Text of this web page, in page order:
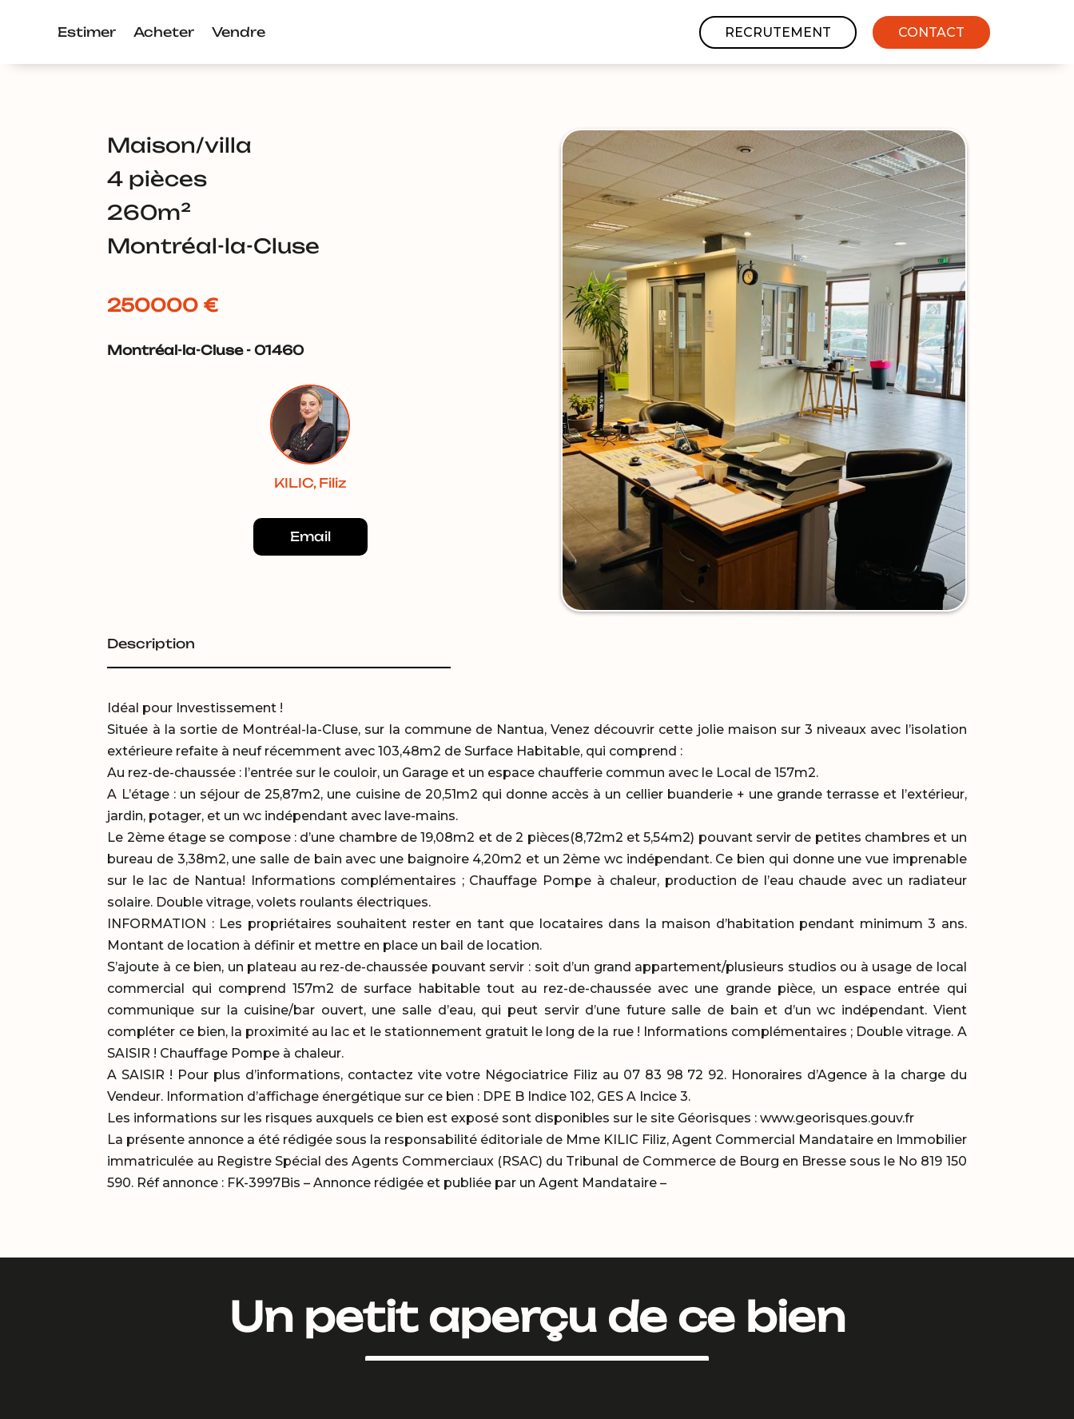
Estimer Acheter Vendre RECRUTEMENT CONTACT
maison/villa
4 pièces
260m²
Montréal-la-Cluse
250000 €
Montréal-la-Cluse - 01460
KILIC, Filiz
Email
Description
Idéal pour Investissement !
Située à la sortie de Montréal-la-Cluse, sur la commune de Nantua, Venez découvrir cette jolie maison sur 3 niveaux avec l’isolation
extérieure refaite à neuf récemment avec 103,48m2 de Surface Habitable, qui comprend :
Au rez-de-chaussée : l’entrée sur le couloir, un Garage et un espace chaufferie commun avec le Local de 157m2.
A L’étage : un séjour de 25,87m2, une cuisine de 20,51m2 qui donne accès à un cellier buanderie + une grande terrasse et l’extérieur,
jardin, potager, et un wc indépendant avec lave-mains.
Le 2ème étage se compose : d’une chambre de 19,08m2 et de 2 pièces(8,72m2 et 5,54m2) pouvant servir de petites chambres et un
bureau de 3,38m2, une salle de bain avec une baignoire 4,20m2 et un 2ème wc indépendant. Ce bien qui donne une vue imprenable
sur le lac de Nantua! Informations complémentaires ; Chauffage Pompe à chaleur, production de l’eau chaude avec un radiateur
solaire. Double vitrage, volets roulants électriques.
INFORMATION : Les propriétaires souhaitent rester en tant que locataires dans la maison d’habitation pendant minimum 3 ans.
Montant de location à définir et mettre en place un bail de location.
S’ajoute à ce bien, un plateau au rez-de-chaussée pouvant servir : soit d’un grand appartement/plusieurs studios ou à usage de local
commercial qui comprend 157m2 de surface habitable tout au rez-de-chaussée avec une grande pièce, un espace entrée qui
communique sur la cuisine/bar ouvert, une salle d’eau, qui peut servir d’une future salle de bain et d’un wc indépendant. Vient
compléter ce bien, la proximité au lac et le stationnement gratuit le long de la rue ! Informations complémentaires ; Double vitrage. A
SAISIR ! Chauffage Pompe à chaleur.
A SAISIR ! Pour plus d’informations, contactez vite votre Négociatrice Filiz au 07 83 98 72 92. Honoraires d’Agence à la charge du
Vendeur. Information d’affichage énergétique sur ce bien : DPE B Indice 102, GES A Incice 3.
Les informations sur les risques auxquels ce bien est exposé sont disponibles sur le site Géorisques : www.georisques.gouv.fr
La présente annonce a été rédigée sous la responsabilité éditoriale de Mme KILIC Filiz, Agent Commercial Mandataire en Immobilier
immatriculée au Registre Spécial des Agents Commerciaux (RSAC) du Tribunal de Commerce de Bourg en Bresse sous le No 819 150
590. Réf annonce : FK-3997Bis – Annonce rédigée et publiée par un Agent Mandataire –
Un petit aperçu de ce bien